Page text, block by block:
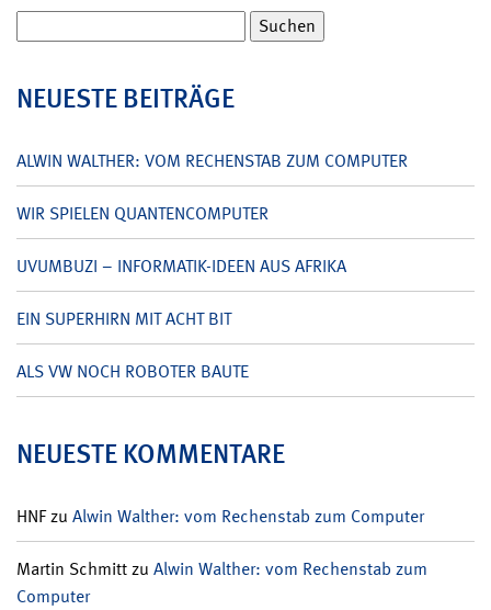
nach:
NEUESTE BEITRÄGE
ALWIN WALTHER: VOM RECHENSTAB ZUM COMPUTER
WIR SPIELEN QUANTENCOMPUTER
UVUMBUZI – INFORMATIK-IDEEN AUS AFRIKA
EIN SUPERHIRN MIT ACHT BIT
ALS VW NOCH ROBOTER BAUTE
NEUESTE KOMMENTARE
HNFzu Alwin Walther: vom Rechenstab zum Computer
Martin Schmittzu Alwin Walther: vom Rechenstab zum
Computer